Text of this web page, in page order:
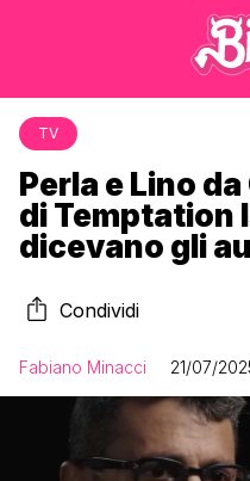
TV
Perla e Lino
di Temptation
dicevano gli
Condividi
Fabiano Minacci 21/07/